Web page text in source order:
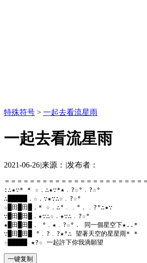
特殊符号 > 一起去看流星雨
一起去看流星雨
2021-06-26|来源： |发布者：
＝＝＝＝＝＝＝＝＝＝＝＝＝＝＝＝＝＝＝＝＝＝
:∴★∵* * ☆．∴★∵*★﹒?☆°﹒?☆°
∴█████．☆．∵★∵∴☆﹒?☆°
☆█田█田█．* ☆．∴°﹒﹒°．﹒?°∴★∵
∵█田█田█．★∵∴☆．★∵∴﹒?☆°
★█田█田█． °﹒★﹒?☆°． 同一個星空下★..*
∵█田█田█ °﹒?﹒?★°∴ 望著天空的星星雨* *
☆█████ ★?☆ 一起許下你我滴願望
一键复制